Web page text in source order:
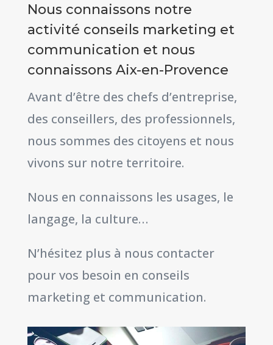
Nous connaissons notre
activité conseils marketing et
communication et nous
connaissons Aix-en-Provence
Avant d’être des chefs d’entreprise,
des conseillers, des professionnels,
nous sommes des citoyens et nous
vivons sur notre territoire.
Nous en connaissons les usages, le
langage, la culture…
N’hésitez plus à nous contacter
pour vos besoin en conseils
marketing et communication.